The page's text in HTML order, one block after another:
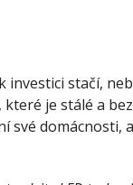
investici stačí,
je stálé a
své domácnosti,